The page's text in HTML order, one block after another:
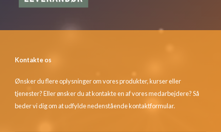
Kontakte os
Ønsker du flere oplysninger om vores produkter, kurser eller
tjenester? Eller ønsker du at kontakte en af vores medarbejdere? Så
beder vi dig om at udfylde nedenstående kontaktformular.